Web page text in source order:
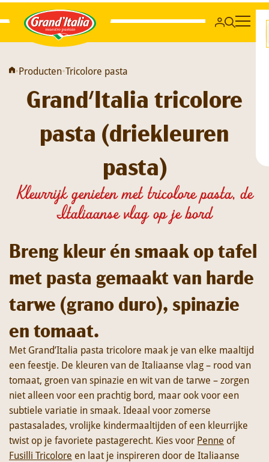
Grand'Italia
•Producten•Tricolore pasta
Grand'Italia tricolore
pasta (driekleuren
pasta)
Kleurrijk genieten met tricolore pasta, de
Italiaanse vlag op je bord
Breng kleur én smaak op tafel
met pasta gemaakt van harde
tarwe (grano duro), spinazie
en tomaat.
Met Grand’Italia pasta tricolore maak je van elke maaltijd
een feestje. De kleuren van de Italiaanse vlag – rood van
tomaat, groen van spinazie en wit van de tarwe – zorgen
niet alleen voor een prachtig bord, maar ook voor een
subtiele variatie in smaak. Ideaal voor zomerse
pastasalades, vrolijke kindermaaltijden of een kleurrijke
twist op je favoriete pastagerecht. Kies voor Penne of
Fusilli Tricolore en laat je inspireren door de Italiaanse